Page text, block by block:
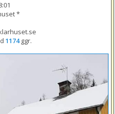
*
1174 ggr.